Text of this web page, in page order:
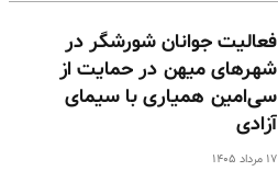
فعالیت جوانان شورشگر در
شهرهای میهن در حمایت از
سی‌امین همیاری با سیمای
آزادی
۱۷ مرداد ۱۴۰۵